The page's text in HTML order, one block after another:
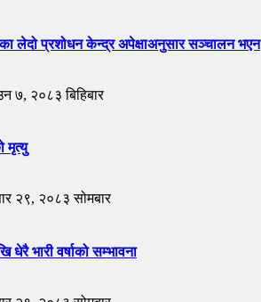
लेदो प्रशोधन केन्द्र अपेक्षाअनुसार सञ्चालन भएन
७, २०८३ बिहिबार
मृत्यु
२९, २०८३ सोमबार
धेरै भारी वर्षाको सम्भावना